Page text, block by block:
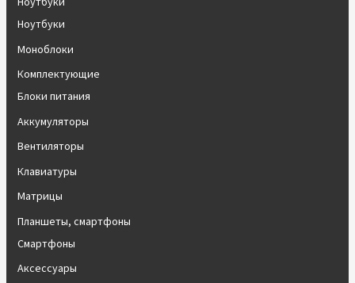
Ноутбуки
Моноблоки
Комплектующие
Блоки питания
Аккумуляторы
Вентиляторы
Клавиатуры
Матрицы
Планшеты, смартфоны
Смартфоны
Аксессуары